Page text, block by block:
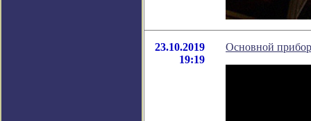
23.10.2019
19:19
Основной